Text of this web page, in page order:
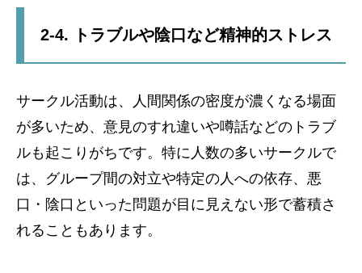
2-4. トラブルや陰口など精神的ストレス
サークル活動は、人間関係の密度が濃くなる場面
が多いため、意見のすれ違いや噂話などのトラブ
ルも起こりがちです。特に人数の多いサークルで
は、グループ間の対立や特定の人への依存、悪
口・陰口といった問題が目に見えない形で蓄積さ
れることもあります。